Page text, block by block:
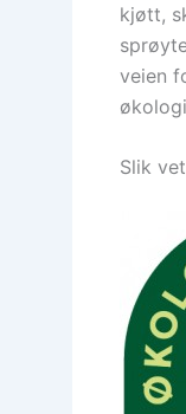
kjøtt,
veien
Slik